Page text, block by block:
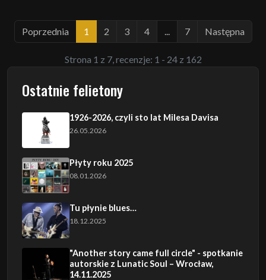
Poprzednia 1 2 3 4 7 Następna
Strona 1 z 7, recenzje: 1 - 24 z 162
Ostatnie felietony
1926-2026, czyli sto lat Milesa Davisa
26.05.2026
Płyty roku 2025
08.01.2026
Tu płynie blues…
18.12.2025
"Another story came full circle" - spotkanie
autorskie z Lunatic Soul – Wrocław,
14.11.2025